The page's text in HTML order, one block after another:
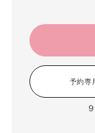
予約専